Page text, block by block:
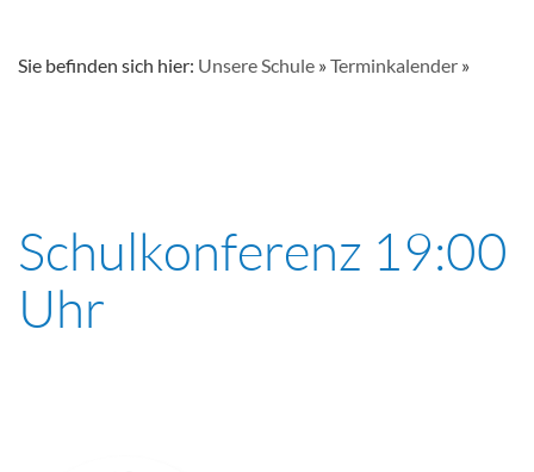
Sie befinden sich hier: Unsere Schule »Terminkalender »
Schulkonferenz 19:00
Uhr